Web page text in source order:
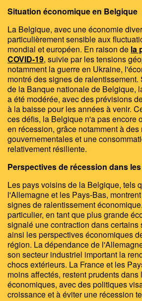
Situation économique en Belgique
La Belgique, avec une économie
particulièrement sensible aux
mondial et européen. En raison de la
COVID-19, suivie par les tensions
notamment la guerre en Ukraine,
montré des signes de
de la Banque nationale de Belgique,
a été modérée, avec des prévisions
à la baisse pour les années à venir.
ces défis, la Belgique n'a pas encore
en récession, grâce notamment à
gouvernementales et une
relativement résiliente.
Perspectives de récession dans
Les pays voisins de la Belgique, tels
l'Allemagne et les Pays-Bas,
signes de ralentissement
particulier, en tant que plus grande
signalé une contraction dans certains
ainsi les perspectives économiques
région. La dépendance de
son secteur industriel important la
chocs extérieurs. La France et les
moins affectés, restent prudents
économiques, avec des politiques
croissance et à éviter une récession